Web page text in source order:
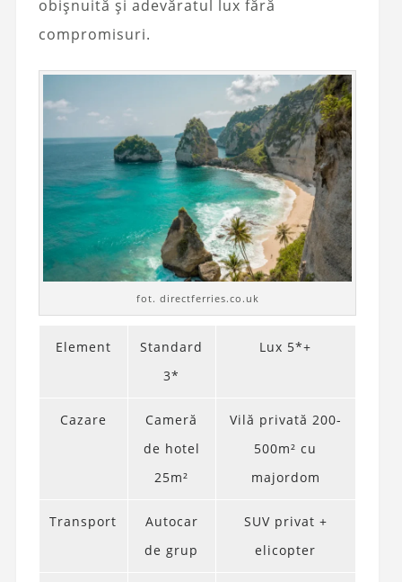
obișnuită și adevăratul lux fără
compromisuri.
fot. directferries.co.uk
Element
Standard
3*
Lux 5*+
Cazare
Cameră
de hotel
25m²
Vilă privată 200-
500m² cu
majordom
Transport
Autocar
de grup
SUV privat +
elicopter